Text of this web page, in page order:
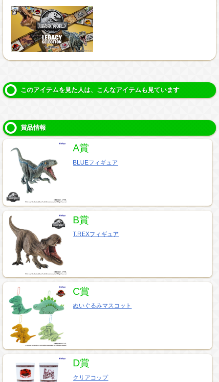
このアイテムを見た人は、こんなアイテムも見ています
賞品情報
A賞
BLUEフィギュア
B賞
T.REXフィギュア
C賞
ぬいぐるみマスコット
D賞
クリアコップ